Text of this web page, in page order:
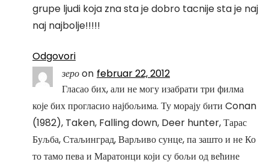
grupe ljudi koja zna sta je dobro tacnije sta je naj
naj najbolje!!!!!
Odgovori
зероon februar 22, 2012
Гласао бих, али не могу изабрати три филма
које бих прогласио најбољима. Ту морају бити Conan
(1982), Taken, Falling down, Deer hunter, Тарас
Буљба, Стаљинград, Варљиво сунце, па зашто и не Ко
то тамо пева и Маратонци који су бољи од већине